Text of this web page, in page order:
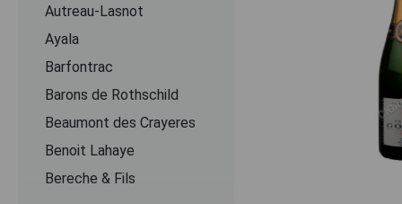
Autreau-Lasnot
Ayala
Barfontrac
Barons de Rothschild
Beaumont des Crayeres
Benoit Lahaye
Bereche & Fils
минерально-
закусок стоит
запеченных
как аперитив.
могут иметь